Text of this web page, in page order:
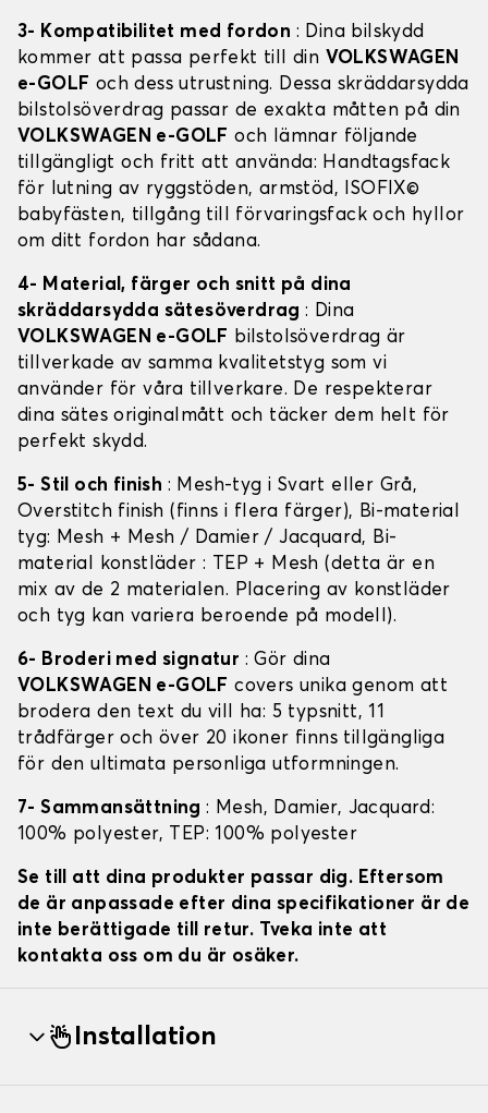
3- Kompatibilitet med fordon : Dina bilskydd
kommer att passa perfekt till din VOLKSWAGEN
e-GOLF och dess utrustning. Dessa skräddarsydda
bilstolsöverdrag passar de exakta måtten på din
VOLKSWAGEN e-GOLF och lämnar följande
tillgängligt och fritt att använda: Handtagsfack
för lutning av ryggstöden, armstöd, ISOFIX©
babyfästen, tillgång till förvaringsfack och hyllor
om ditt fordon har sådana.
4- Material, färger och snitt på dina
skräddarsydda sätesöverdrag: Dina
VOLKSWAGEN e-GOLF bilstolsöverdrag är
tillverkade av samma kvalitetstyg som vi
använder för våra tillverkare. De respekterar
dina sätes originalmått och täcker dem helt för
perfekt skydd.
5- Stil och finish : Mesh-tyg i Svart eller Grå,
Overstitch finish (finns i flera färger), Bi-material
tyg: Mesh + Mesh / Damier / Jacquard, Bi-
material konstläder : TEP + Mesh (detta är en
mix av de 2 materialen. Placering av konstläder
och tyg kan variera beroende på modell).
6- Broderi med signatur : Gör dina
VOLKSWAGEN e-GOLF covers unika genom att
brodera den text du vill ha: 5 typsnitt, 11
trådfärger och över 20 ikoner finns tillgängliga
för den ultimata personliga utformningen.
7- Sammansättning: Mesh, Damier, Jacquard:
100% polyester, TEP: 100% polyester
Se till att dina produkter passar dig. Eftersom
de är anpassade efter dina specifikationer är de
inte berättigade till retur. Tveka inte att
kontakta oss om du är osäker.
Installation